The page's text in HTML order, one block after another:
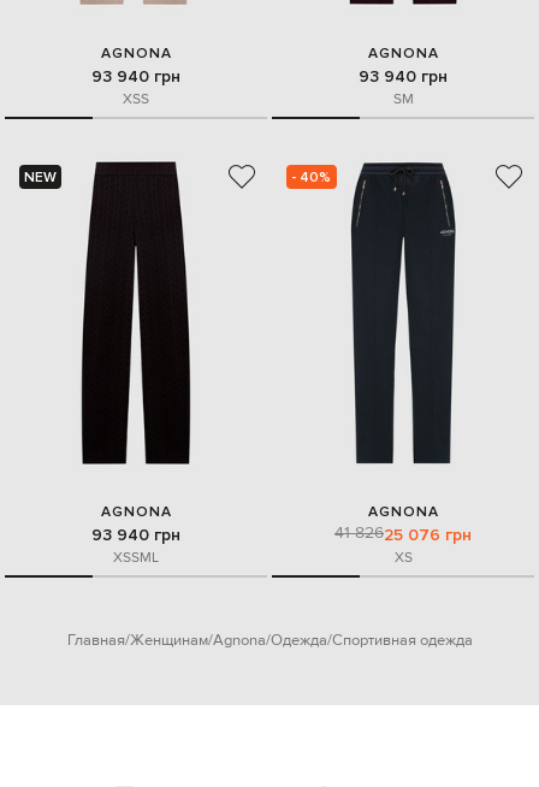
AGNONA
93 940 грн
XSS
AGNONA
93 940 грн
SM
NEW
AGNONA
93 940 грн
XSSML
- 40%
AGNONA
41 82625 076 грн
XS
Главная Женщинам Agnona Одежда Спортивная одежда